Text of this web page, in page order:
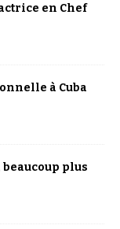
en Chef
à Cuba
plus